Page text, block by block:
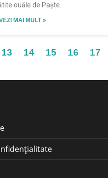
ouăle de Paște.
MAI MULT »
13 14 15 16 17